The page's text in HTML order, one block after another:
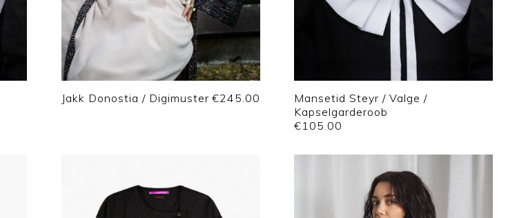
Jakk Donostia / Digimuster €245.00
Mansetid Steyr / Valge /
Kapselgarderoob
€105.00